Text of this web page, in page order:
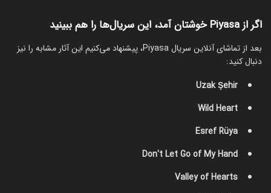
اگر از Piyasa خوشتان آمد، این سریال‌ها را هم ببینید
بعد از تماشای آنلاین سریال Piyasa، پیشنهاد می‌کنیم این آثار مشابه را نیز
دنبال کنید:
Uzak Şehir
Wild Heart
Esref Rüya
Don't Let Go of My Hand
Valley of Hearts